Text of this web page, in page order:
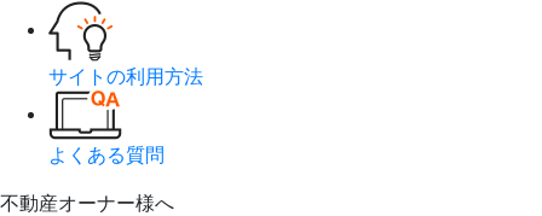
サイトの利用方法
よくある質問
不動産オーナー様へ